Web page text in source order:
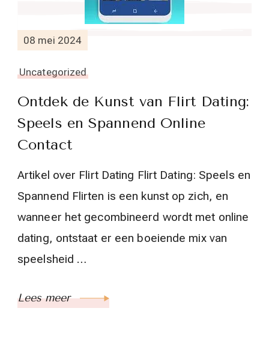
08 mei 2024
Uncategorized
Ontdek de Kunst van Flirt Dating:
Speels en Spannend Online
Contact
Artikel over Flirt Dating Flirt Dating: Speels en
Spannend Flirten is een kunst op zich, en
wanneer het gecombineerd wordt met online
dating, ontstaat er een boeiende mix van
speelsheid …
Lees meer